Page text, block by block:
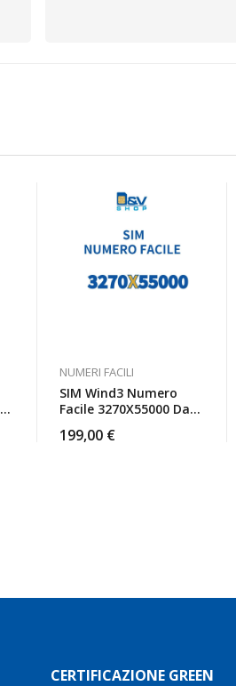
NUMERI FACILI
SIM Wind3 Numero
Facile 3270X55000 Da
199,00 €
CERTIFICAZIONE GREEN